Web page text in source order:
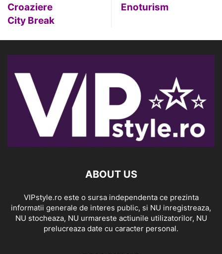
Croaziere
City Break
Enoturism
ABOUT US
VIPstyle.ro este o sursa independenta ce prezinta
informatii generale de interes public, si NU inregistreaza,
NU stocheaza, NU urmareste actiunile utilizatorilor, NU
prelucreaza date cu caracter personal.